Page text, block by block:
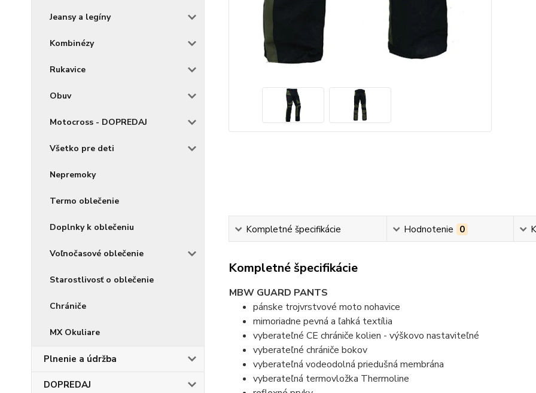
Jeansy a legíny
Kombinézy
Rukavice
Obuv
Motocross - DOPREDAJ
Všetko pre deti
Nepremoky
Termo oblečenie
Doplnky k oblečeniu
Voľnočasové oblečenie
Starostlivosť o oblečenie
Chrániče
MX Okuliare
Plnenie a údržba
DOPREDAJ
Kompletné špecifikácie Hodnotenie 0
Kompletné špecifikácie
MBW GUARD PANTS
pánske trojvrstvové moto nohavice
mimoriadne pevná a ľahká textília
vyberateľné CE chrániče kolien - výškovo nastaviteľné
vyberateľné chrániče bokov
vyberateľná vodeodolná priedušná membrána
vyberateľná termovložka Thermoline